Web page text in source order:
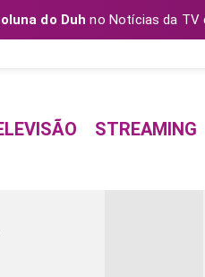
do Duh no Notícias da TV
STREAMING